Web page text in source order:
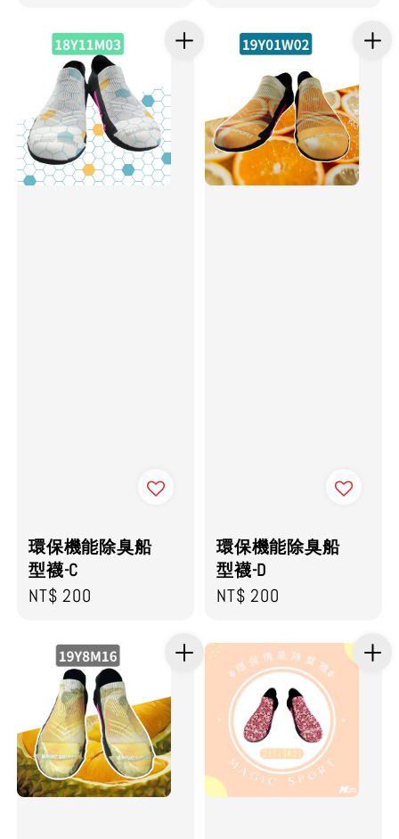
環保機能除臭船
型襪-C
Regular
NT$ 200
環保機能除臭船
型襪-D
Regular
NT$ 200